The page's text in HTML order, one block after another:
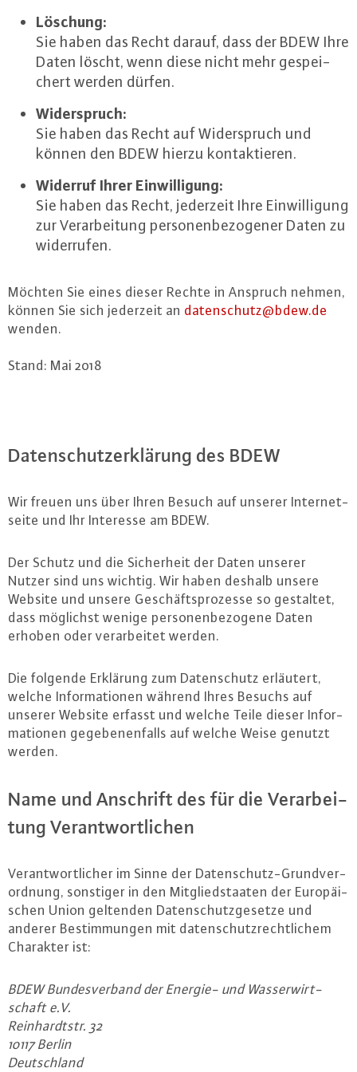
Löschung:
Sie haben das Recht darauf, dass der BDEW Ihre
Daten löscht, wenn diese nicht mehr ge­spei­
chert werden dürfen.
Wi­der­spruch:
Sie haben das Recht auf Wi­der­spruch und
können den BDEW hierzu kon­tak­tie­ren.
Widerruf Ihrer Ein­wil­li­gung:
Sie haben das Recht, jederzeit Ihre Ein­wil­li­gung
zur Ver­ar­bei­tung per­so­nen­be­zo­ge­ner Daten zu
wi­der­ru­fen.
Möchten Sie eines dieser Rechte in Anspruch nehmen,
können Sie sich jederzeit an da­ten­schutz@​bdew.​de
wenden.
Stand: Mai 2018
Da­ten­schutz­er­klä­rung des BDEW
Wir freuen uns über Ihren Besuch auf unserer In­ter­net­
sei­te und Ihr Interesse am BDEW.
Der Schutz und die Si­cher­heit der Daten unserer
Nutzer sind uns wichtig. Wir haben deshalb unsere
Website und unsere Ge­schäfts­pro­zes­se so gestaltet,
dass möglichst wenige per­so­nen­be­zo­ge­ne Daten
erhoben oder ver­ar­bei­tet werden.
Die folgende Erklärung zum Da­ten­schutz erläutert,
welche In­for­ma­tio­nen während Ihres Besuchs auf
unserer Website erfasst und welche Teile dieser In­for­
ma­tio­nen ge­ge­be­nen­falls auf welche Weise genutzt
werden.
Name und Anschrift des für die Ver­ar­bei­
tung Ver­ant­wort­li­chen
Ver­ant­wort­li­cher im Sinne der Da­ten­schutz-Grund­ver­
ord­nung, sonstiger in den Mit­glied­staa­ten der Eu­ro­päi­
schen Union geltenden Da­ten­schutz­ge­set­ze und
anderer Be­stim­mun­gen mit da­ten­schutz­recht­li­chem
Charakter ist:
BDEW Bun­des­ver­band der Energie- und Was­ser­wirt­
schaft e.V.
Rein­hardt­str. 32
10117 Berlin
Deutsch­land